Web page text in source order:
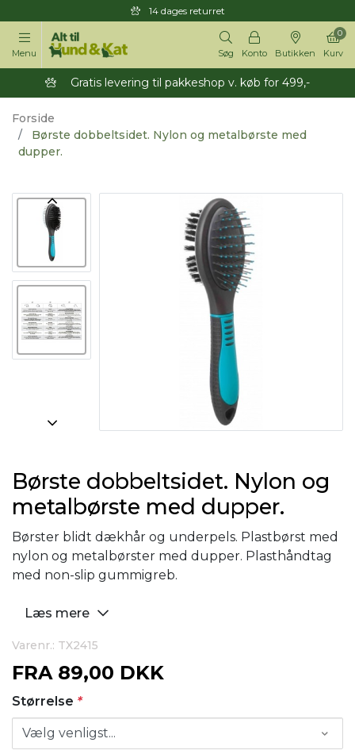
14 dages returret
Menu Søg Konto Butikken Kurv
0
Gratis levering til pakkeshop v. køb for 499,-
Forside
Børste dobbeltsidet. Nylon og metalbørste med
dupper.
Børste dobbeltsidet. Nylon og
metalbørste med dupper.
Børster blidt dækhår og underpels. Plastbørst med
nylon og metalbørster med dupper. Plasthåndtag
med non-slip gummigreb.
Læs mere
Varenr.: TX2415
FRA 89,00 DKK
Størrelse *